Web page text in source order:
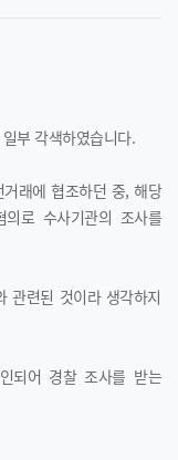
부 각색하였습니다.
래에 협조하던 중, 해당
로 수사기관의 조사를
관련된 것이라 생각하지
되어 경찰 조사를 받는